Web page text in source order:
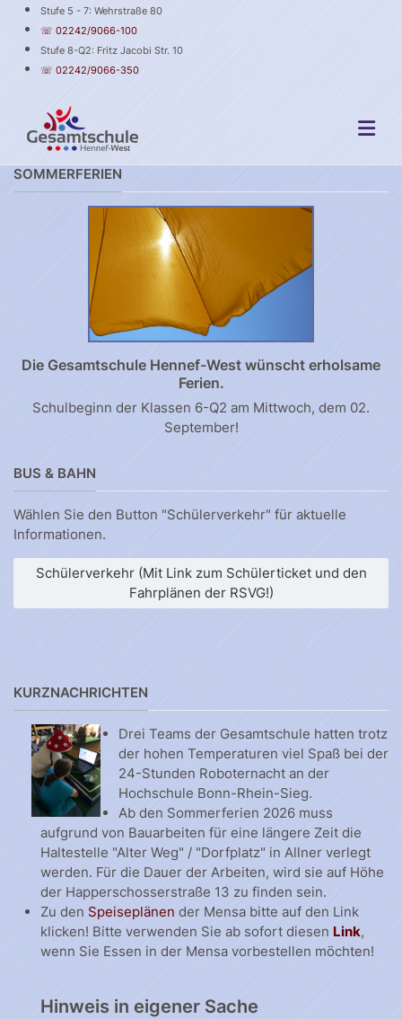
Stufe 5 - 7: Wehrstraße 80
☏ 02242/9066-100
Stufe 8-Q2: Fritz Jacobi Str. 10
☏ 02242/9066-350
SOMMERFERIEN
Die Gesamtschule Hennef-West wünscht erholsame
Ferien.
Schulbeginn der Klassen 6-Q2 am Mittwoch, dem 02.
September!
BUS & BAHN
Wählen Sie den Button "Schülerverkehr" für aktuelle
Informationen.
Schülerverkehr (Mit Link zum Schülerticket und den
Fahrplänen der RSVG!)
KURZNACHRICHTEN
Drei Teams der Gesamtschule hatten trotz
der hohen Temperaturen viel Spaß bei der
24-Stunden Roboternacht an der
Hochschule Bonn-Rhein-Sieg.
Ab den Sommerferien 2026 muss
aufgrund von Bauarbeiten für eine längere Zeit die
Haltestelle "Alter Weg" / "Dorfplatz" in Allner verlegt
werden. Für die Dauer der Arbeiten, wird sie auf Höhe
der Happerschosserstraße 13 zu finden sein.
Zu den Speiseplänen der Mensa bitte auf den Link
klicken! Bitte verwenden Sie ab sofort diesen Link,
wenn Sie Essen in der Mensa vorbestellen möchten!
Hinweis in eigener Sache